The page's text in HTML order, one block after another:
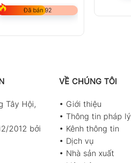
Đã bán 92
Tây Hội,
2012 bởi
VỀ CHÚNG TÔI
• Giới thiệu
• Thông tin pháp lý
• Kênh thông tin
• Dịch vụ
• Nhà sản xuất